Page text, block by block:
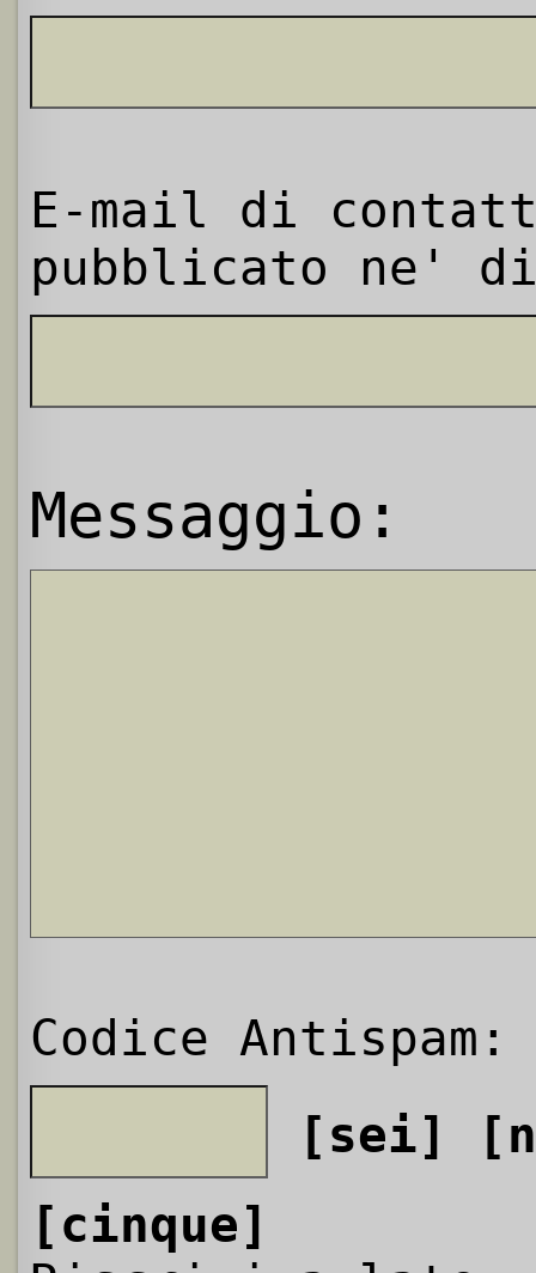
E-mail di
pubblicato ne'
Messaggio:
Codice Antispam:
[sei]
[cinque]